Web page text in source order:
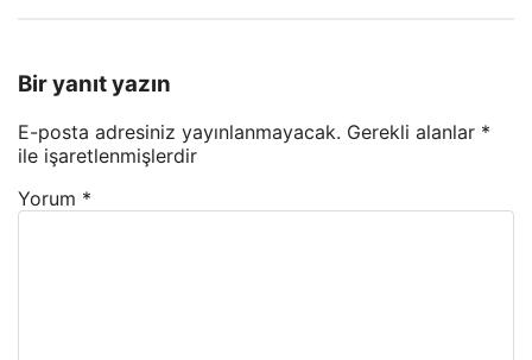
Bir yanıt yazın
E-posta adresiniz yayınlanmayacak. Gerekli alanlar *
ile işaretlenmişlerdir
Yorum *